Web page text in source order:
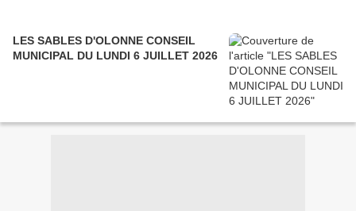
LES SABLES D'OLONNE CONSEIL
MUNICIPAL DU LUNDI 6 JUILLET 2026